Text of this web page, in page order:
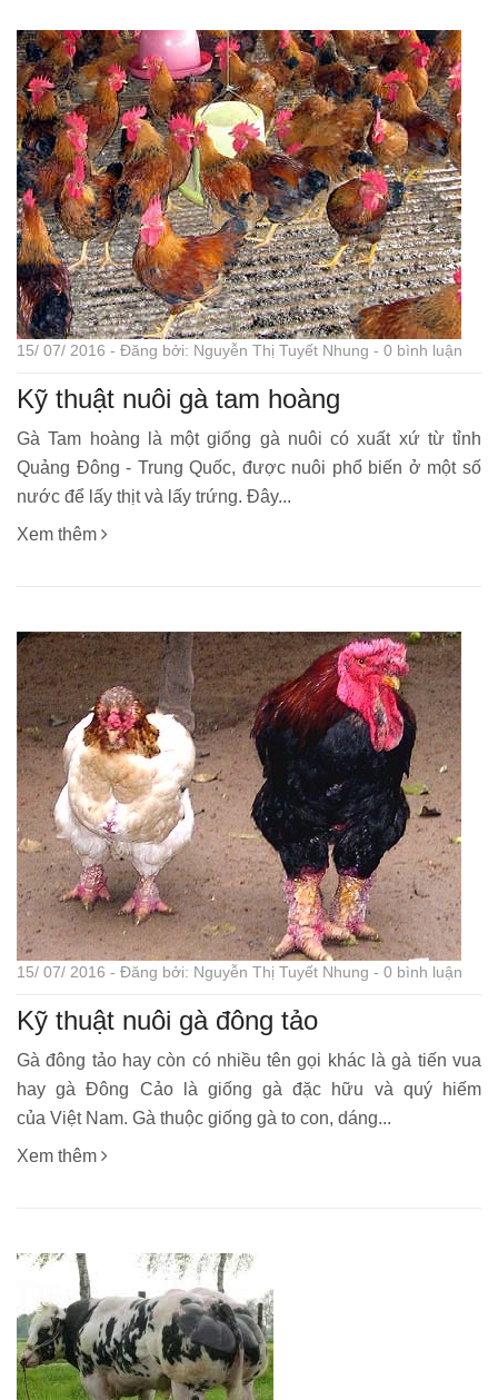
15/ 07/ 2016 - Đăng bởi: Nguyễn Thị Tuyết Nhung - 0 bình luận
Kỹ thuật nuôi gà tam hoàng
Gà Tam hoàng là một giống gà nuôi có xuất xứ từ tỉnh
Quảng Đông - Trung Quốc, được nuôi phổ biến ở một số
nước để lấy thịt và lấy trứng. Đây...
Xem thêm
15/ 07/ 2016 - Đăng bởi: Nguyễn Thị Tuyết Nhung - 0 bình luận
Kỹ thuật nuôi gà đông tảo
Gà đông tảo hay còn có nhiều tên gọi khác là gà tiến vua
hay gà Đông Cảo là giống gà đặc hữu và quý hiếm
của Việt Nam. Gà thuộc giống gà to con, dáng...
Xem thêm